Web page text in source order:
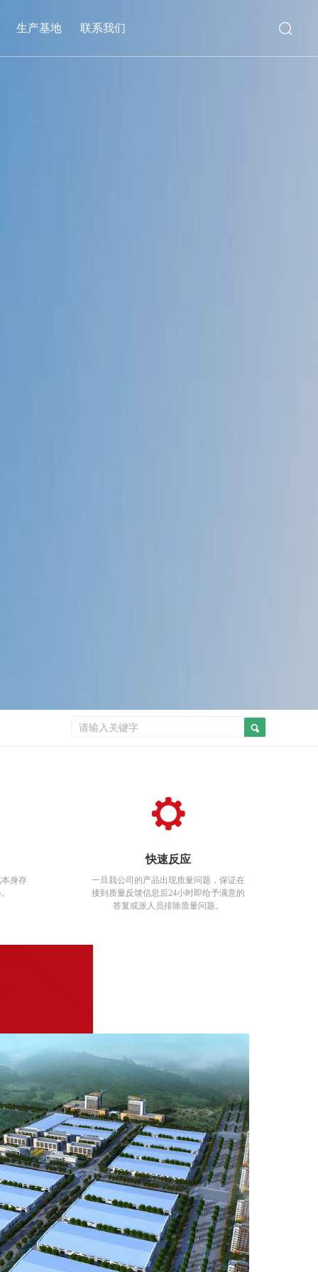
生产基地 联系我们
身存
快速反应
一旦我公司的产品出现质量问题，保证在
接到质量反馈信息后24小时即给予满意的
答复或派人员排除质量问题。